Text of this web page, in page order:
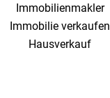
Immobilienmakler
Immobilie verkaufen
Hausverkauf